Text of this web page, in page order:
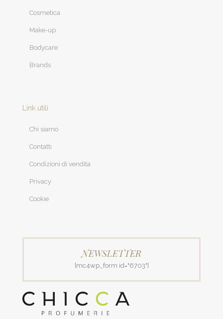
Cosmetica
Make-up
Bodycare
Brands
Link utili
Chi siamo
Contatti
Condizioni di vendita
Privacy
Cookie
NEWSLETTER
[mc4wp_form id="6703"]